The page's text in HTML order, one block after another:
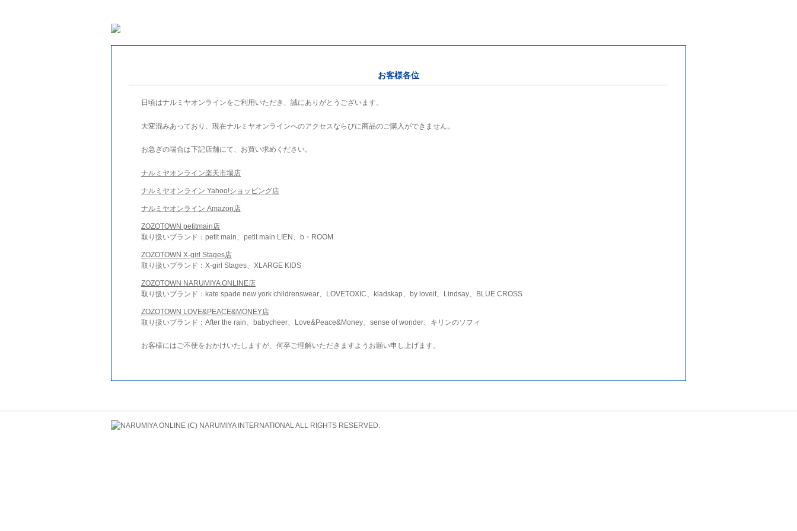
お客様各位
日頃はナルミヤオンラインをご利用いただき、誠にありがとうございます。
大変混みあっており、現在ナルミヤオンラインへのアクセスならびに商品のご購入ができません。
お急ぎの場合は下記店舗にて、お買い求めください。
ナルミヤオンライン楽天市場店
ナルミヤオンライン Yahoo!ショッピング店
ナルミヤオンライン Amazon店
ZOZOTOWN petitmain店
取り扱いブランド：petit main、petit main LIEN、b・ROOM
ZOZOTOWN X-girl Stages店
取り扱いブランド：X-girl Stages、XLARGE KIDS
ZOZOTOWN NARUMIYA ONLINE店
取り扱いブランド：kate spade new york childrenswear、LOVETOXIC、kladskap、by loveit、Lindsay、BLUE CROSS
ZOZOTOWN LOVE&PEACE&MONEY店
取り扱いブランド：After the rain、babycheer、Love&Peace&Money、sense of wonder、キリンのソフィ
お客様にはご不便をおかけいたしますが、何卒ご理解いただきますようお願い申し上げます。